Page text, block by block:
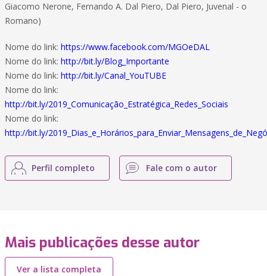
Giacomo Nerone, Fernando A. Dal Piero, Dal Piero, Juvenal - o
Romano)
Nome do link: https://www.facebook.com/MGOeDAL
Nome do link: http://bit.ly/Blog_Importante
Nome do link: http://bit.ly/Canal_YouTUBE
Nome do link:
http://bit.ly/2019_Comunicação_Estratégica_Redes_Sociais
Nome do link:
http://bit.ly/
Perfil completo Fale com o autor
Mais publicações desse autor
Ver a lista completa